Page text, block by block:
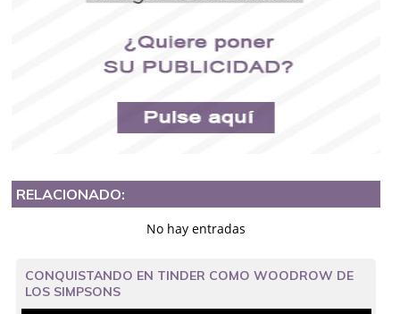
RELACIONADO:
No hay entradas
CONQUISTANDO EN TINDER COMO WOODROW DE
LOS SIMPSONS